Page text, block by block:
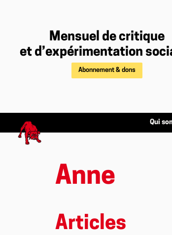
Mensuel de critique
et d’expérimentation
Abonnement & dons
Qui
Anne
Articles